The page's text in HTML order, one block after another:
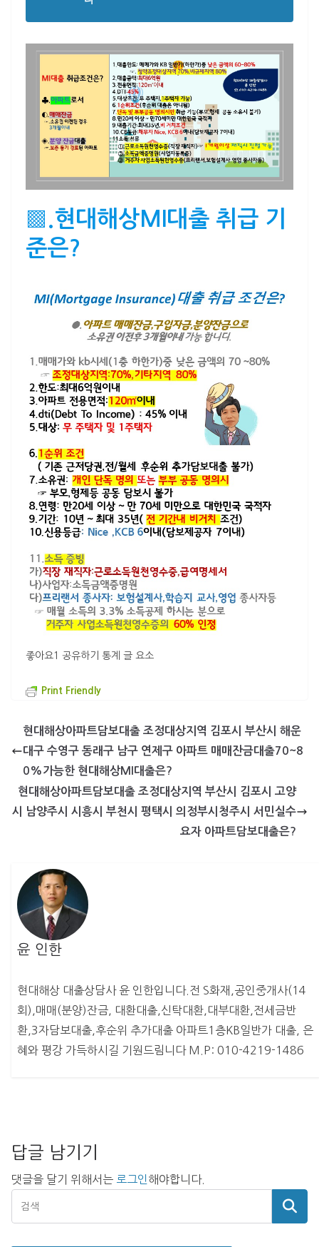
▩.현대해상MI대출 취급 기
준은?
좋아요1 공유하기 통계 글 요소
Print Friendly
현대해상아파트담보대출 조정대상지역 김포시 부산시 해운
대구 수영구 동래구 남구 연제구 아파트 매매잔금대출70~8
0%가능한 현대해상MI대출은?
현대해상아파트담보대출 조정대상지역 부산시 김포시 고양
시 남양주시 시흥시 부천시 평택시 의정부시청주시 서민실수
요자 아파트담보대출은?
윤 인한
현대해상 대출상담사 윤 인한입니다.전 S화재,공인중개사(14
회),매매(분양)잔금, 대환대출,신탁대환,대부대환,전세금반
환,3자담보대출,후순위 추가대출 아파트1층KB일반가 대출, 은
혜와 평강 가득하시길 기원드림니다 M.P: 010-4219-1486
답글 남기기
댓글을 달기 위해서는 로그인 해야합니다.